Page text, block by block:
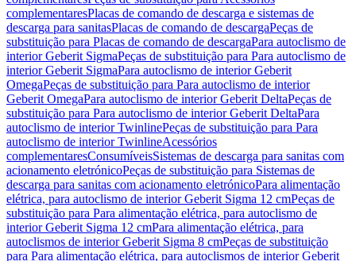
complementaresPlacas de comando de descarga e sistemas de
descarga para sanitasPlacas de comando de descargaPeças de
substituição para Placas de comando de descargaPara autoclismo de
interior Geberit SigmaPeças de substituição para Para autoclismo de
interior Geberit SigmaPara autoclismo de interior Geberit
OmegaPeças de substituição para Para autoclismo de interior
Geberit OmegaPara autoclismo de interior Geberit DeltaPeças de
substituição para Para autoclismo de interior Geberit DeltaPara
autoclismo de interior TwinlinePeças de substituição para Para
autoclismo de interior TwinlineAcessórios
complementaresConsumíveisSistemas de descarga para sanitas com
acionamento eletrónicoPeças de substituição para Sistemas de
descarga para sanitas com acionamento eletrónicoPara alimentação
elétrica, para autoclismo de interior Geberit Sigma 12 cmPeças de
substituição para Para alimentação elétrica, para autoclismo de
interior Geberit Sigma 12 cmPara alimentação elétrica, para
autoclismos de interior Geberit Sigma 8 cmPeças de substituição
para Para alimentação elétrica, para autoclismos de interior Geberit